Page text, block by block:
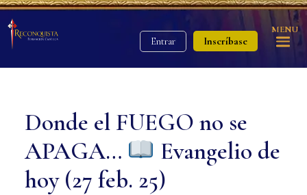
Entrar Inscríbase
MENU
Donde el FUEGO no se
APAGA…
Evangelio de
hoy (27 feb. 25)